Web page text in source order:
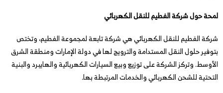
لمحة حول شركة الفطيم للنقل الكهربائي
شركة الفطيم للنقل الكهربائي هي شركة تابعة لمجموعة الفطيم، وتختص
بتوفير حلول النقل المستدامة والترويج لها في دولة الإمارات ومنطقة الشرق
الأوسط. وتركز الشركة على توزيع وبيع السيارات الكهربائية والهايبرد والبنية
التحتية للشحن الكهربائي والخدمات المرتبطة بها.